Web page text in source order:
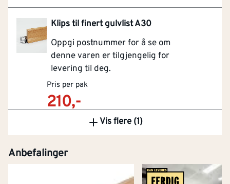
Klips til finert gulvlist A30
Oppgi postnummer for å se om
denne varen er tilgjengelig for
levering til deg.
Pris per pak
210,-
Vis flere (1)
Anbefalinger